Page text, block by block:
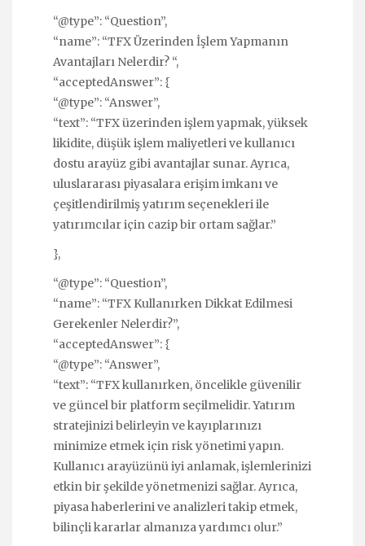
“@type”: “Question”,
“name”: “TFX Üzerinden İşlem Yapmanın
Avantajları Nelerdir? “,
“acceptedAnswer”: {
“@type”: “Answer”,
“text”: “TFX üzerinden işlem yapmak, yüksek
likidite, düşük işlem maliyetleri ve kullanıcı
dostu arayüz gibi avantajlar sunar. Ayrıca,
uluslararası piyasalara erişim imkanı ve
çeşitlendirilmiş yatırım seçenekleri ile
yatırımcılar için cazip bir ortam sağlar.”
},
“@type”: “Question”,
“name”: “TFX Kullanırken Dikkat Edilmesi
Gerekenler Nelerdir?”,
“acceptedAnswer”: {
“@type”: “Answer”,
“text”: “TFX kullanırken, öncelikle güvenilir
ve güncel bir platform seçilmelidir. Yatırım
stratejinizi belirleyin ve kayıplarınızı
minimize etmek için risk yönetimi yapın.
Kullanıcı arayüzünü iyi anlamak, işlemlerinizi
etkin bir şekilde yönetmenizi sağlar. Ayrıca,
piyasa haberlerini ve analizleri takip etmek,
bilinçli kararlar almanıza yardımcı olur.”